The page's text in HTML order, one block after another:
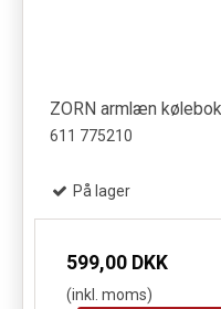
ZORN armlæn
611 775210
På lager
599,00 DKK
(inkl. moms)